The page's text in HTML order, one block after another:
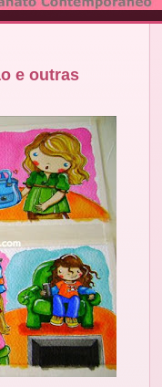
e outras